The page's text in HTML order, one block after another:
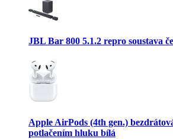
JBL Bar 800 5.1.2 repro soustava
Apple AirPods (4th gen.)
potlačením hluku bílá